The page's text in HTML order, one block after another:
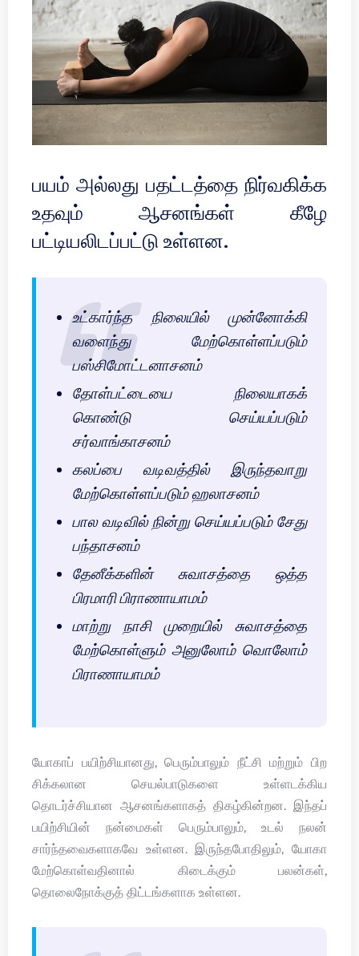
பயம் அல்லது பதட்டத்தை நிர்வகிக்க
உதவும் ஆசனங்கள் கீழே
பட்டியலிடப்பட்டு உள்ளன.
உட்கார்ந்த நிலையில் முன்னோக்கி
வளைந்து மேற்கொள்ளப்படும்
பஸ்சிமோட்டனாசனம்
தோள்பட்டையை நிலையாகக்
கொண்டு செய்யப்படும்
சர்வாங்காசனம்
கலப்பை வடிவத்தில் இருந்தவாறு
மேற்கொள்ளப்படும் ஹலாசனம்
பால வடிவில் நின்று செய்யப்படும் சேது
பந்தாசனம்
தேனீக்களின் சுவாசத்தை ஒத்த
பிரமாரி பிராணாயாமம்
மாற்று நாசி முறையில் சுவாசத்தை
மேற்கொள்ளும் அனுலோம் வொலோம்
பிராணாயாமம்
யோகாப் பயிற்சியானது, பெரும்பாலும் நீட்சி மற்றும் பிற
சிக்கலான செயல்பாடுகளை உள்ளடக்கிய
தொடர்ச்சியான ஆசனங்களாகத் திகழ்கின்றன. இந்தப்
பயிற்சியின் நன்மைகள் பெரும்பாலும், உடல் நலன்
சார்ந்தவைகளாகவே உள்ளன. இருந்தபோதிலும், யோகா
மேற்கொள்வதினால் கிடைக்கும் பலன்கள்,
தொலைநோக்குத் திட்டங்களாக உள்ளன.